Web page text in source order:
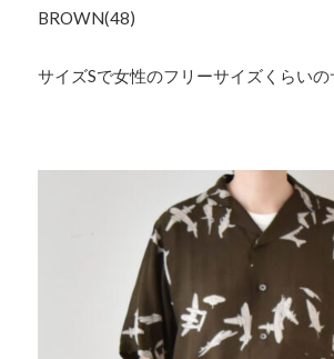
BROWN(48)
サイズSで女性のフリーサイズくらいの